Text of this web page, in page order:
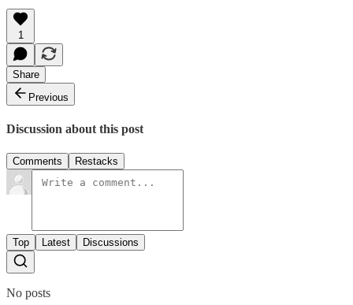
1
Share
Previous
Discussion about this post
Comments Restacks
Top Latest Discussions
No posts